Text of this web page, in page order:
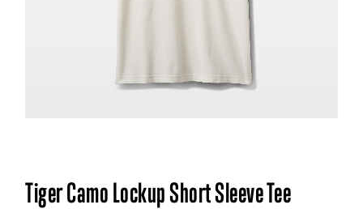
Saltar
Tiger Camo Lockup Short Sleeve Tee